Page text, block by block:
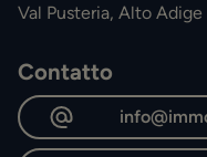
Val Pusteria, Alto Adige
Contatto